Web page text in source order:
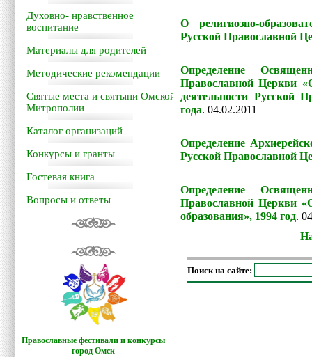
Духовно- нравственное
воспитание
Материалы для родителей
Методические рекомендации
Святые места и святыни Омской
Митрополии
Каталог организаций
Конкурсы и гранты
Гостевая книга
Вопросы и ответы
Православные фестивали и конкурсы
город Омск
О религиозно-
Русской Православной
Определение
Православной Церкви
деятельности Русской
года. 04.02.2011
Определение
Русской Православной
Определение
Православной Церкви
образования», 1994 год.
Поиск на сайте: